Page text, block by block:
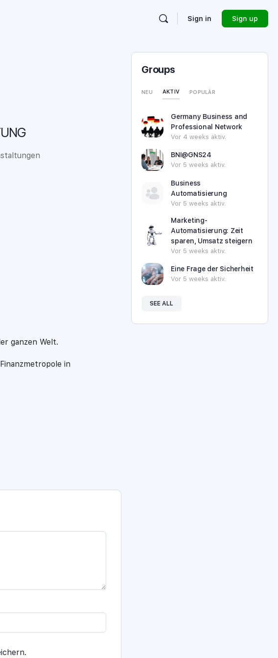
Sign in Sign up
ganzen Welt.
in
Groups
NEU AKTIV POPULÄR
Germany Business and
Professional Network
Vor 4 weeks aktiv.
BNI@GNS24
Vor 5 weeks aktiv.
Business
Automatisierung
Vor 5 weeks aktiv.
Marketing-
Automatisierung: Zeit
sparen, Umsatz steigern
Vor 5 weeks aktiv.
Eine Frage der Sicherheit
Vor 5 weeks aktiv.
SEE ALL